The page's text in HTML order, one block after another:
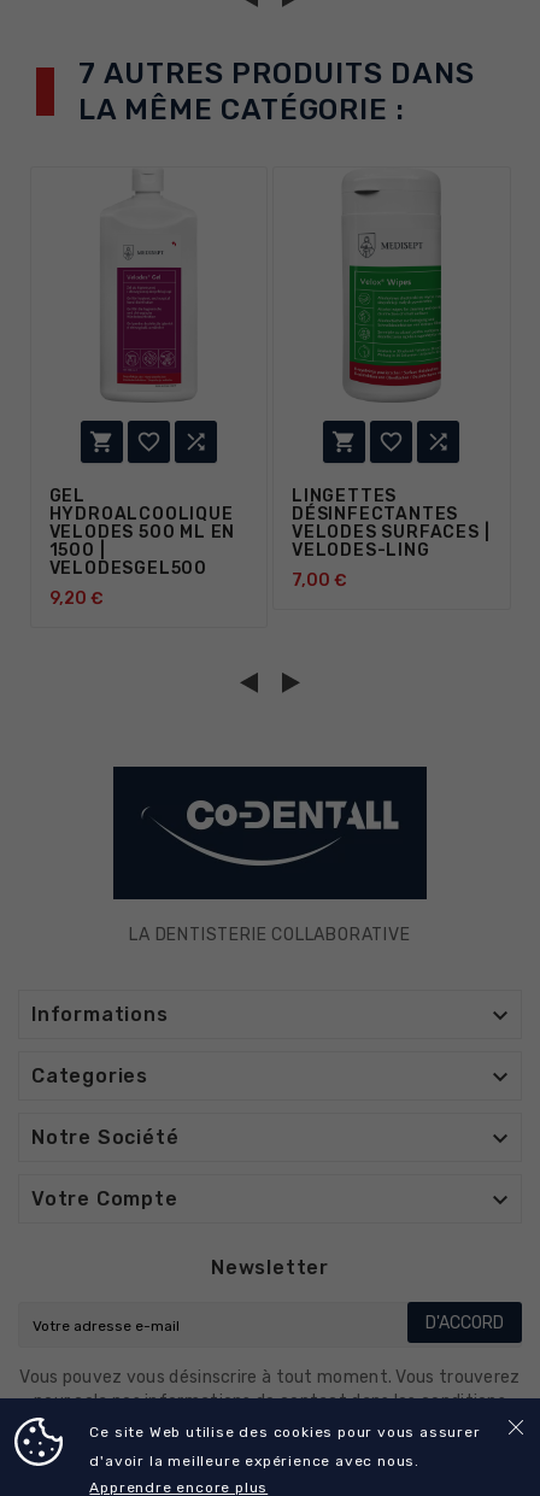
Ce site Web utilise des cookies pour vous assurer
d'avoir la meilleure expérience avec nous.
Apprendre encore plus
7 AUTRES PRODUITS DANS
LA MÊME CATÉGORIE :
  
GEL
HYDROALCOOLIQUE
VELODES 500 ML EN
1500 |
VELODESGEL500
9,20 €
  
LINGETTES
DÉSINFECTANTES
VELODES SURFACES |
VELODES-LING
7,00 €
LA DENTISTERIE COLLABORATIVE
Informations 
Categories 
Notre Société 
Votre Compte 
Newsletter
D'ACCORD
Vous pouvez vous désinscrire à tout moment. Vous trouverez
pour cela nos informations de contact dans les conditions
d'utilisation du site.